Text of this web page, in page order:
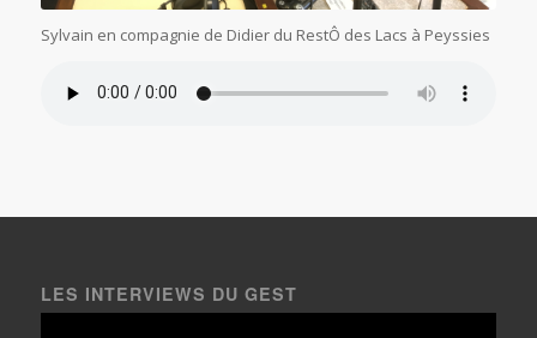
Sylvain en compagnie de Didier du RestÔ des Lacs à Peyssies
LES INTERVIEWS DU GEST